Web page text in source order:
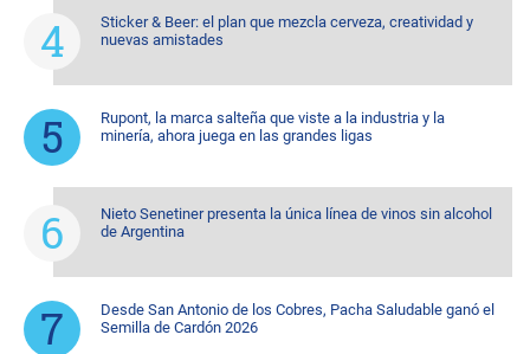
Sticker & Beer: el plan que mezcla cerveza, creatividad y
nuevas amistades
Rupont, la marca salteña que viste a la industria y la
minería, ahora juega en las grandes ligas
Nieto Senetiner presenta la única línea de vinos sin alcohol
de Argentina
Desde San Antonio de los Cobres, Pacha Saludable ganó el
Semilla de Cardón 2026